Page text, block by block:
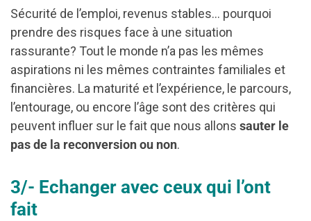
Sécurité de l’emploi, revenus stables… pourquoi
prendre des risques face à une situation
rassurante? Tout le monde n’a pas les mêmes
aspirations ni les mêmes contraintes familiales et
financières. La maturité et l’expérience, le parcours,
l’entourage, ou encore l’âge sont des critères qui
peuvent influer sur le fait que nous allons sauter le
pas de la reconversion ou non.
3/- Echanger avec ceux qui l’ont
fait